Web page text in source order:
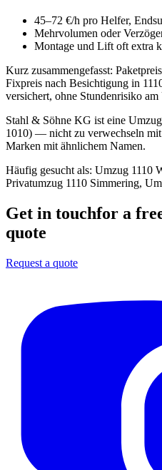
45–72 €/h pro Helfer,
Mehrvolumen oder
Montage und Lift oft extra
Kurz zusammengefasst:
Fixpreis nach Besichtigung in
versichert, ohne Stundenrisiko am
Stahl & Söhne KG ist eine
1010) — nicht zu verwechseln mit
Marken mit ähnlichem Namen.
Häufig gesucht als: Umzug 1110
Privatumzug 1110 Simmering,
Get in touchfor a
quote
Request a quote